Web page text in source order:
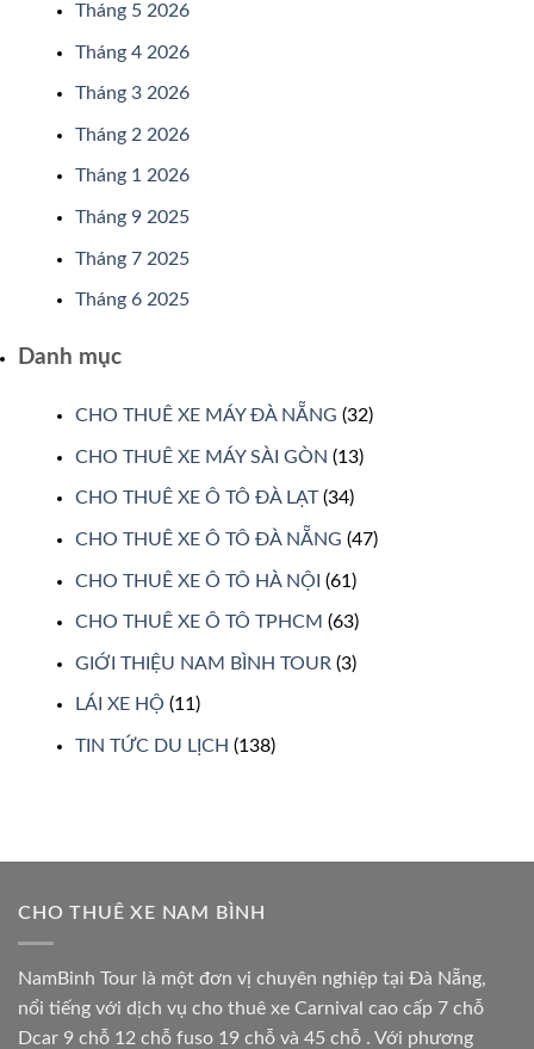
Tháng 5 2026
Tháng 4 2026
Tháng 3 2026
Tháng 2 2026
Tháng 1 2026
Tháng 9 2025
Tháng 7 2025
Tháng 6 2025
Danh mục
CHO THUÊ XE MÁY ĐÀ NẴNG (32)
CHO THUÊ XE MÁY SÀI GÒN (13)
CHO THUÊ XE Ô TÔ ĐÀ LẠT(34)
CHO THUÊ XE Ô TÔ ĐÀ NẴNG (47)
CHO THUÊ XE Ô TÔ HÀ NỘI (61)
CHO THUÊ XE Ô TÔ TPHCM (63)
GIỚI THIỆU NAM BÌNH TOUR (3)
LÁI XE HỘ (11)
TIN TỨC DU LỊCH (138)
CHO THUÊ XE NAM BÌNH
NamBinh Tour là một đơn vị chuyên nghiệp tại Đà Nẵng,
nổi tiếng với dịch vụ cho thuê xe Carnival cao cấp 7 chỗ
Dcar 9 chỗ 12 chỗ fuso 19 chỗ và 45 chỗ . Với phương